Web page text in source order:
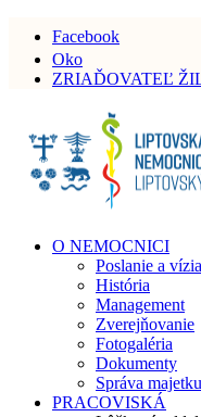
Facebook
Oko
ZRIAĎOVATEĽ
O NEMOCNICI
Poslanie a vízia
História
Management
Zverejňovanie
Fotogaléria
Dokumenty
Správa majetku
PRACOVISKÁ